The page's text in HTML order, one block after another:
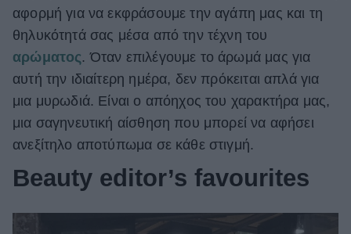
Green
Αφιερώματα
ΒΟΞ
Χωρίς Ταμπέλες
αφορμή για να εκφράσουμε την αγάπη μας και τη
θηλυκότητά σας μέσα από την τέχνη του
αρώματος. Όταν επιλέγουμε το άρωμά μας για
αυτή την ιδιαίτερη ημέρα, δεν πρόκειται απλά για
μια μυρωδιά. Είναι ο απόηχος του χαρακτήρα μας,
μια σαγηνευτική αίσθηση που μπορεί να αφήσει
ανεξίτηλο αποτύπωμα σε κάθε στιγμή.
Beauty editor’s favourites